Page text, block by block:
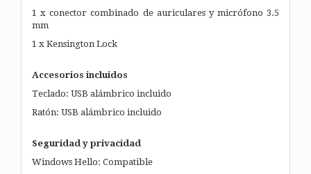
1 x conector combinado de auriculares y micrófono 3.5
mm
1 x Kensington Lock
Accesorios incluidos
Teclado: USB alámbrico incluido
Ratón: USB alámbrico incluido
Seguridad y privacidad
Windows Hello: Compatible